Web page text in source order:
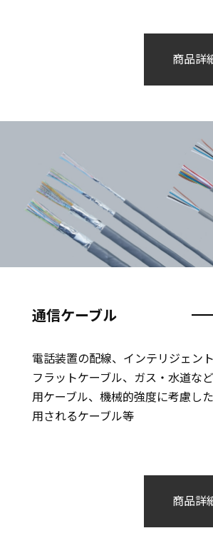
商品詳
通信ケーブル
電話装置の配線、インテリジェン
フラットケーブル、ガス・水道な
用ケーブル、機械的強度に考慮し
用されるケーブル等
商品詳